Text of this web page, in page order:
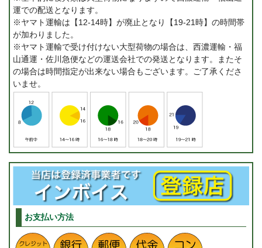
運での配送となります。
※ヤマト運輸は【12-14時】が廃止となり【19-21時】の時間帯
が加わりました。
※ヤマト運輸で受け付けない大型荷物の場合は、西濃運輸・福
山通運・佐川急便などの運送会社での発送となります。またそ
の場合は時間指定が出来ない場合もございます。ご了承くださ
いませ。
お支払い方法